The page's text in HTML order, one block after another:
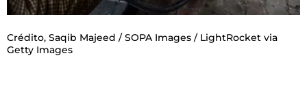
Crédito, Saqib Majeed / SOPA Images / LightRocket via
Getty Images